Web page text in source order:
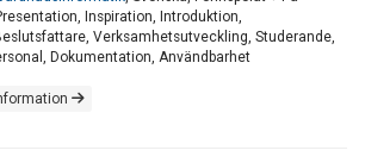
Inspiration, Introduktion,
Verksamhetsutveckling, Studerande,
Dokumentation, Användbarhet